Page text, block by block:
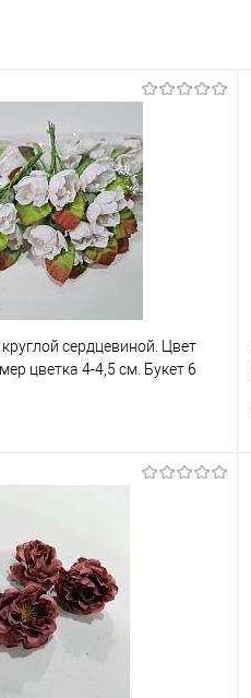
сердцевиной. Цвет
цветка 4-4,5 см. Букет 6
Сравнение
В наличии